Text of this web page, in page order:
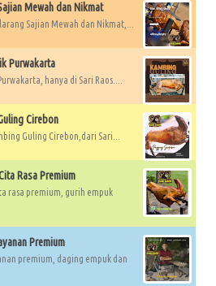
Mewah dan Nikmat
Sajian Mewah dan Nikmat,...
Purwakarta
hanya di Sari Raos....
Cirebon
Guling Cirebon,dari Sari...
Rasa Premium
rasa premium, gurih empuk
Premium
premium, daging empuk dan